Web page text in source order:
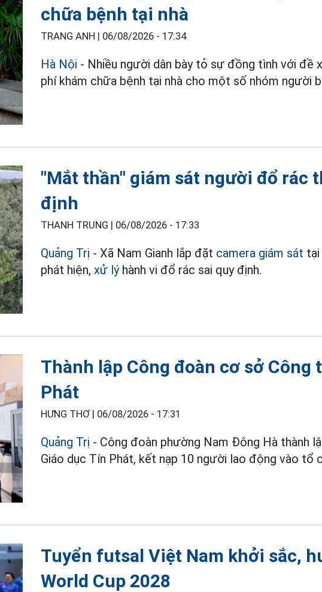
chữa bệnh tại nhà
TRANG ANH | 06/08/2026 - 17:34
Hà Nội - Nhiều người dân bày tỏ sự đồng tình với đề
phí khám chữa bệnh tại nhà cho một số nhóm người
"Mắt thần" giám sát người đổ rác
định
THANH TRUNG | 06/08/2026 - 17:33
Quảng Trị - Xã Nam Gianh lắp đặt camera giám sát
phát hiện,xử lýhành vi đổ rác sai quy định.
Thành lập Công đoàn cơ sở Công
Phát
HƯNG THƠ | 06/08/2026 - 17:31
Quảng Trị - Công đoàn phường Nam Đông Hà thành
Giáo dục Tín Phát, kết nạp 10 người lao động vào tổ
Tuyển futsal Việt Nam khởi sắc,
World Cup 2028